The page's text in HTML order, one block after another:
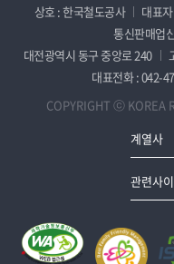
상호 : 한국철도공사 대표
통신판매업
대전광역시 동구 중앙로 240
대표전화 : 042-
COPYRIGHT ⓒ KOREA
계열사
관련사